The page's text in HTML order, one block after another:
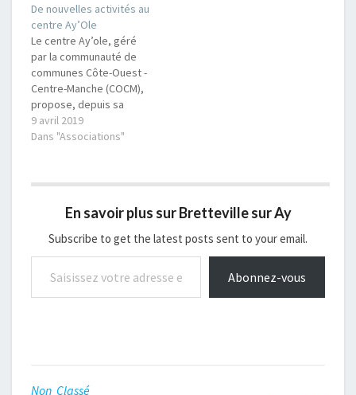
De nouvelles activités au
centre Ay’Ole
Le centre Ay’ole, géré
par la communauté de
communes Côte-Ouest -
Centre-Manche (COCM),
propose, depuis sa
création des initiations,
des stages et des
perfectionnement). Cette
tous, des établissements
scolaires aux particuliers
à toutes les générations.
9 avril 2019
Dans "Associations"
En savoir plus sur Bretteville sur Ay
Subscribe to get the latest posts sent to your email.
Saisissez votre adresse e-mail…
Abonnez-vous
Non Classé